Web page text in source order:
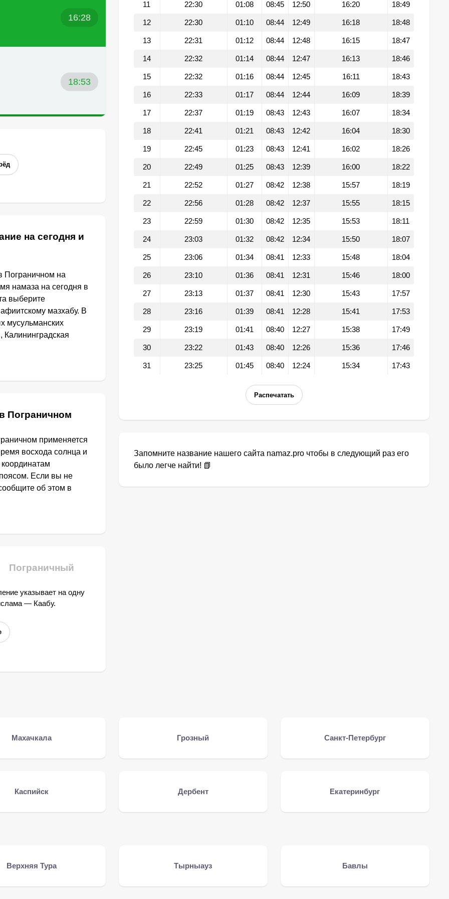
16:28
18:53
на сегодня и
Пограничном на
намаза на сегодня в
выберите
мазхабу. В
мусульманских
Калининградская
Пограничном
применяется
восхода солнца и
Если вы не
об этом в
Пограничный
указывает на одну
— Каабу.
11 22:30 01:08 08:45 12:50 16:20 18:49
12 22:30 01:10 08:44 12:49 16:18 18:48
13 22:31 01:12 08:44 12:48 16:15 18:47
14 22:32 01:14 08:44 12:47 16:13 18:46
15 22:32 01:16 08:44 12:45 16:11 18:43
16 22:33 01:17 08:44 12:44 16:09 18:39
17 22:37 01:19 08:43 12:43 16:07 18:34
18 22:41 01:21 08:43 12:42 16:04 18:30
19 22:45 01:23 08:43 12:41 16:02 18:26
20 22:49 01:25 08:43 12:39 16:00 18:22
21 22:52 01:27 08:42 12:38 15:57 18:19
22 22:56 01:28 08:42 12:37 15:55 18:15
23 22:59 01:30 08:42 12:35 15:53 18:11
24 23:03 01:32 08:42 12:34 15:50 18:07
25 23:06 01:34 08:41 12:33 15:48 18:04
26 23:10 01:36 08:41 12:31 15:46 18:00
27 23:13 01:37 08:41 12:30 15:43 17:57
28 23:16 01:39 08:41 12:28 15:41 17:53
29 23:19 01:41 08:40 12:27 15:38 17:49
30 23:22 01:43 08:40 12:26 15:36 17:46
31 23:25 01:45 08:40 12:24 15:34 17:43
Распечатать
Запомните название нашего сайта namaz.pro чтобы в следующий раз его
было легче найти! 📗
Махачкала Грозный Санкт-Петербург
Каспийск Дербент Екатеринбург
Верхняя Тура Тырныауз Бавлы